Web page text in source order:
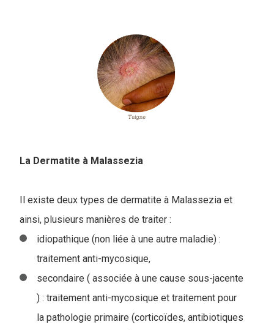
La Dermatite à Malassezia
Il existe deux types de dermatite à Malassezia et
ainsi, plusieurs manières de traiter :
idiopathique (non liée à une autre maladie) :
traitement anti-mycosique,
secondaire ( associée à une cause sous-jacente
) : traitement anti-mycosique et traitement pour
la pathologie primaire (corticoïdes, antibiotiques